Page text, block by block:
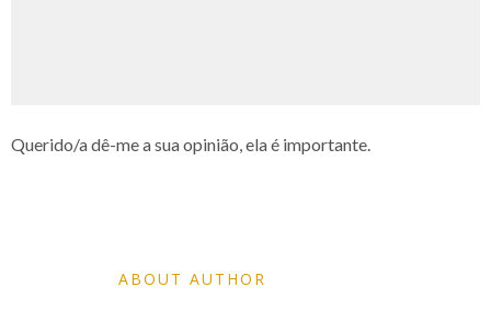
Querido/a dê-me a sua opinião, ela é importante.
ABOUT AUTHOR